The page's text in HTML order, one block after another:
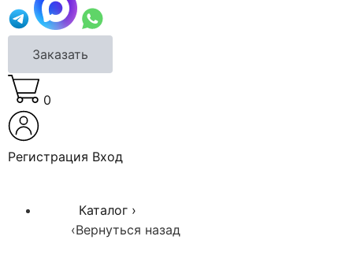
Заказать
0
Регистрация Вход
Каталог ›
‹Вернуться назад